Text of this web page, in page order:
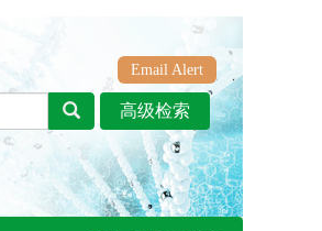
Email Alert